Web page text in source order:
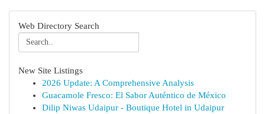
Web Directory Search
New Site Listings
2026 Update: A Comprehensive Analysis
Guacamole Fresco: El Sabor Auténtico de México
Dilip Niwas Udaipur - Boutique Hotel in Udaipur